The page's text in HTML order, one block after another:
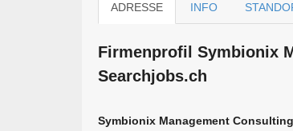
ADRESSE INFO
Firmen­profil Symbionix
Searchjobs.ch
Symbionix Management